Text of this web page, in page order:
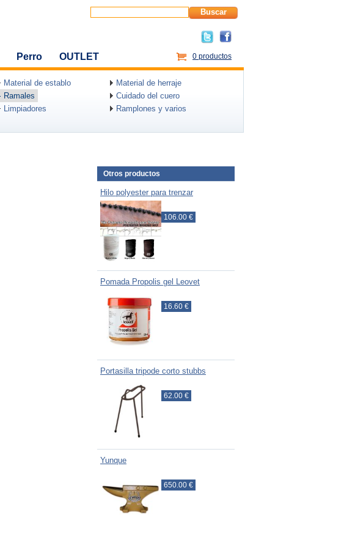
Buscar
Perro OUTLET 0 productos
Material de establo
Material de herraje
Ramales
Cuidado del cuero
Limpiadores
Ramplones y varios
Otros productos
Hilo polyester para trenzar
106.00 €
Pomada Propolis gel Leovet
16.60 €
Portasilla tripode corto stubbs
62.00 €
Yunque
650.00 €